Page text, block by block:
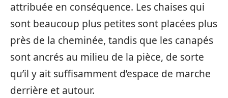
attribuée en conséquence. Les chaises qui
sont beaucoup plus petites sont placées plus
près de la cheminée, tandis que les canapés
sont ancrés au milieu de la pièce, de sorte
qu’il y ait suffisamment d’espace de marche
derrière et autour.